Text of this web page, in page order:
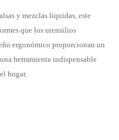
y mezclas líquidas, este
que los utensilios
ergonómico proporcionan un
herramienta indispensable
hogar.